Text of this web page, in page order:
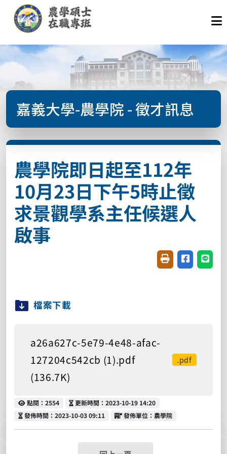
嘉義大學-農學院 - 徵才訊息
農學院即日起至112年
10月23日下午5時止徵
求景觀學系主任候選人
啟事
友善列印(開新視
分享至臉書
分享
檔案下載
a26a627c-5e79-4e48-afac-
127204c542cb (1).pdf
(136.7K)
.pdf
點閱
點閱：2554 更新時間
更新時間：2023-10-19 14:20
發佈時間
發佈時間：2023-10-03 09:11 發佈單位
發佈單位：農學院